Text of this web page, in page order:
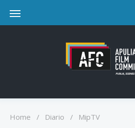
Home / Diario / MipTV